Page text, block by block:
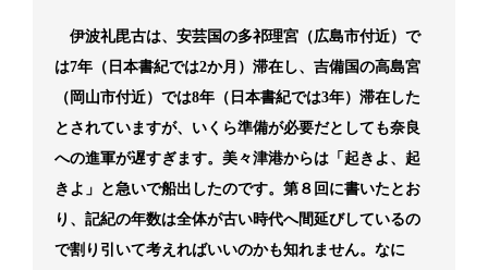
伊波礼毘古は、安芸国の多祁理宮（広島市付近）で
は7年（日本書紀では2か月）滞在し、吉備国の高島宮
（岡山市付近）では8年（日本書紀では3年）滞在した
とされていますが、いくら準備が必要だとしても奈良
への進軍が遅すぎます。美々津港からは「起きよ、起
きよ」と急いで船出したのです。第８回に書いたとお
り、記紀の年数は全体が古い時代へ間延びしているの
で割り引いて考えればいいのかも知れません。なに